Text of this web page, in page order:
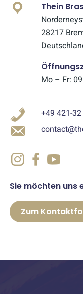
Thein
28217
Mo – Fr:
+49 421-
Sie möchten uns
Zum